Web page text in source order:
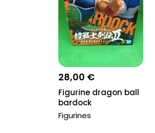
28,00 €
Figurine dragon ball
bardock
Figurines